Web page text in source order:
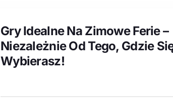
Gry Idealne Na Zimowe Ferie –
Niezależnie Od Tego, Gdzie
Wybierasz!